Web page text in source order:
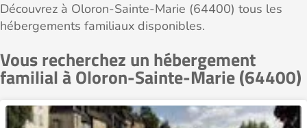
Découvrez à Oloron-Sainte-Marie (64400) tous les
hébergements familiaux disponibles.
Vous recherchez un hébergement
familial à Oloron-Sainte-Marie (64400)